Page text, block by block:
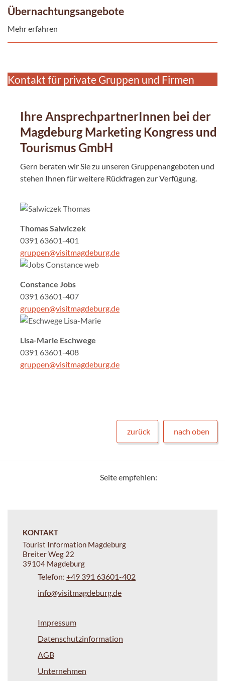
Übernachtungsangebote
Mehr erfahren
Kontakt für private Gruppen und Firmen
Ihre AnsprechpartnerInnen bei der
Magdeburg Marketing Kongress und
Tourismus GmbH
Gern beraten wir Sie zu unseren Gruppenangeboten und
stehen Ihnen für weitere Rückfragen zur Verfügung.
Thomas Salwiczek
0391 63601-401
gruppen@visitmagdeburg.de
Constance Jobs
0391 63601-407
gruppen@visitmagdeburg.de
Lisa-Marie Eschwege
0391 63601-408
gruppen@visitmagdeburg.de
zurück nach oben
Seite empfehlen:
KONTAKT
Tourist Information Magdeburg
Breiter Weg 22
39104 Magdeburg
Telefon: +49 391 63601-402
info@visitmagdeburg.de
Impressum
Datenschutzinformation
AGB
Unternehmen